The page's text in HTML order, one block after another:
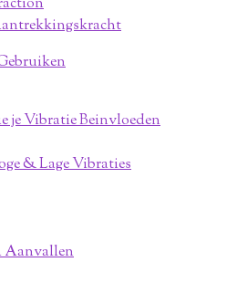
je Vibratie Beinvloeden
& Lage Vibraties
Aanvallen